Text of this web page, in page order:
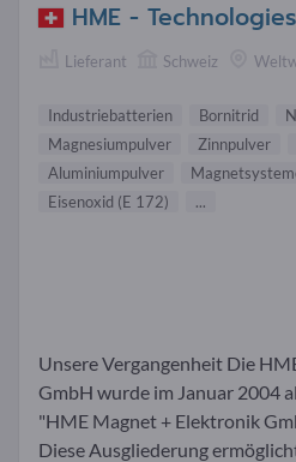
HME -
Lieferant Schweiz
Industriebatterien Bornitrid
Magnesiumpulver
Zinnpulver
Aluminiumpulver
Eisenoxid (E 172)
...
Unsere Vergangenheit Die
GmbH wurde im Januar 2004
"HME Magnet + Elektronik
Diese Ausgliederung ermöglicht